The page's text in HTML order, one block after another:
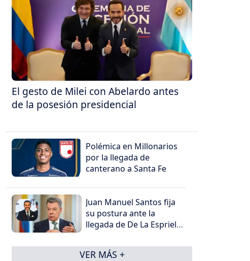
El gesto de Milei con Abelardo antes
de la posesión presidencial
Polémica en Millonarios
por la llegada de
canterano a Santa Fe
Juan Manuel Santos fija
su postura ante la
llegada de De La Espriella
VER MÁS +